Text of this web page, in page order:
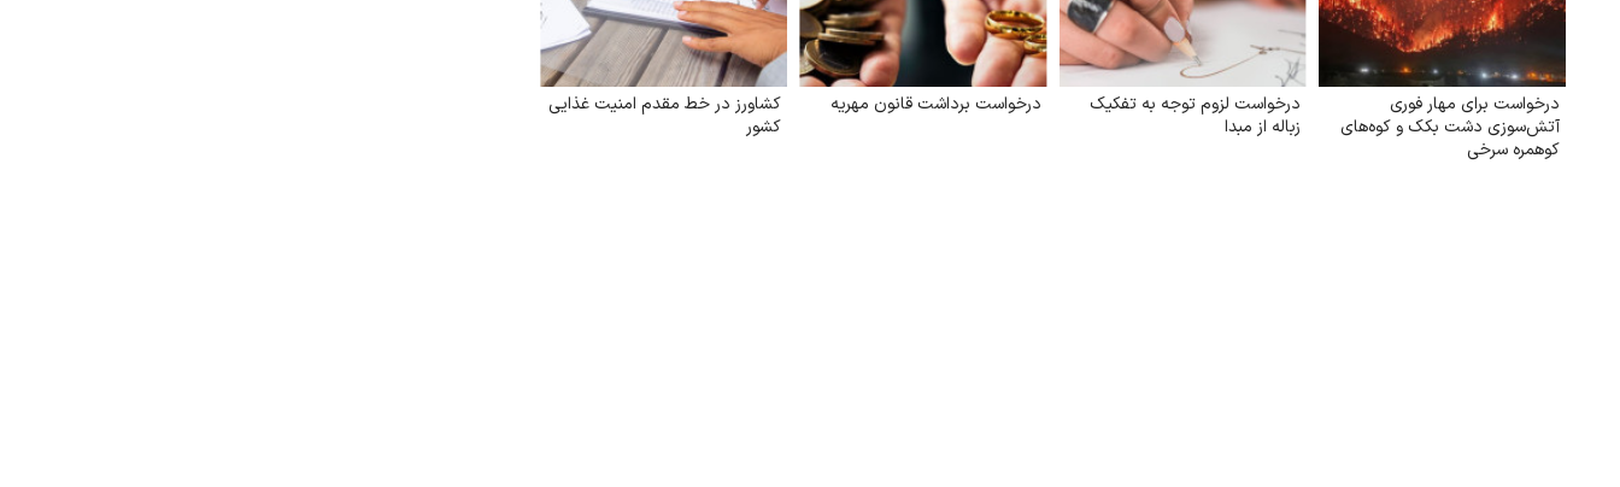
درخواست برای مهار فوری
آتش‌سوزی دشت بکک و کوه‌های
کوهمره‌ سرخی
درخواست لزوم توجه به تفکیک
زباله از مبدا
درخواست برداشت قانون مهریه
کشاورز در خط مقدم امنیت غذایی
کشور